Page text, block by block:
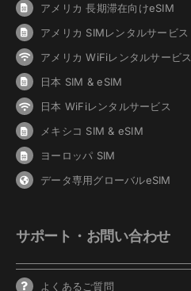
アメリカ 長期滞在向けeSIM
アメリカ SIMレンタルサービス
アメリカ WiFiレンタルサービス
日本 SIM & eSIM
日本 WiFiレンタルサービス
メキシコ SIM & eSIM
ヨーロッパ SIM
データ専用グローバルeSIM
サポート・お問い合わせ
よくあるご質問